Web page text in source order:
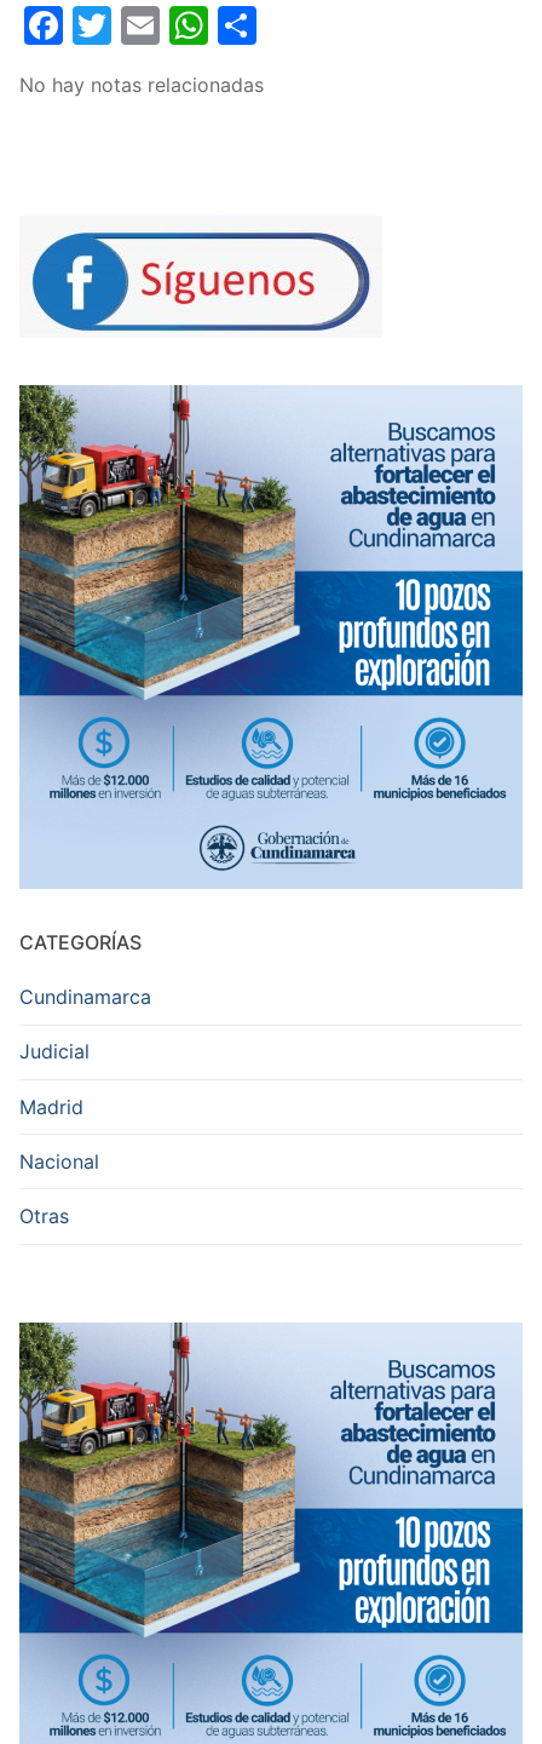
Facebook
Twitter
EmailWhatsApp
No hay notas relacionadas
CATEGORÍAS
Cundinamarca
Judicial
Madrid
Nacional
Otras